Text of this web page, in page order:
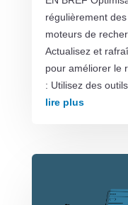
régulièrement
moteurs de
Actualisez et
pour améliorer le
: Utilisez des
lire plus